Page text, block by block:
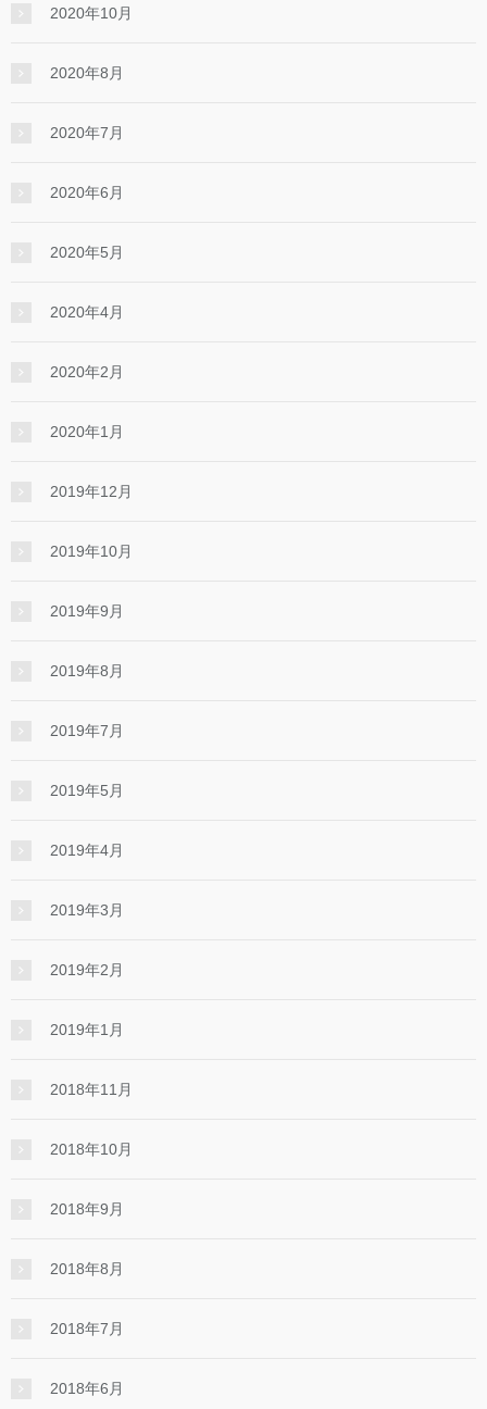
2020年10月
2020年8月
2020年7月
2020年6月
2020年5月
2020年4月
2020年2月
2020年1月
2019年12月
2019年10月
2019年9月
2019年8月
2019年7月
2019年5月
2019年4月
2019年3月
2019年2月
2019年1月
2018年11月
2018年10月
2018年9月
2018年8月
2018年7月
2018年6月